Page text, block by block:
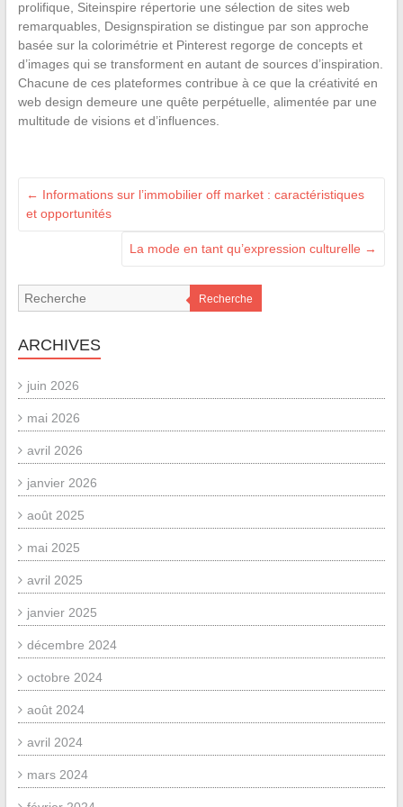
prolifique, Siteinspire répertorie une sélection de sites web
remarquables, Designspiration se distingue par son approche
basée sur la colorimétrie et Pinterest regorge de concepts et
d’images qui se transforment en autant de sources d’inspiration.
Chacune de ces plateformes contribue à ce que la créativité en
web design demeure une quête perpétuelle, alimentée par une
multitude de visions et d’influences.
← Informations sur l’immobilier off market : caractéristiques
et opportunités
La mode en tant qu’expression culturelle →
Recherche
ARCHIVES
juin 2026
mai 2026
avril 2026
janvier 2026
août 2025
mai 2025
avril 2025
janvier 2025
décembre 2024
octobre 2024
août 2024
avril 2024
mars 2024